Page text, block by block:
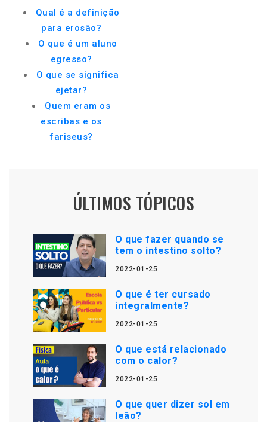
Qual é a definição
para erosão?
O que é um aluno
egresso?
O que se significa
ejetar?
Quem eram os
escribas e os
fariseus?
ÚLTIMOS TÓPICOS
O que fazer quando se
tem o intestino solto?
2022-01-25
O que é ter cursado
integralmente?
2022-01-25
O que está relacionado
com o calor?
2022-01-25
O que quer dizer sol em
leão?